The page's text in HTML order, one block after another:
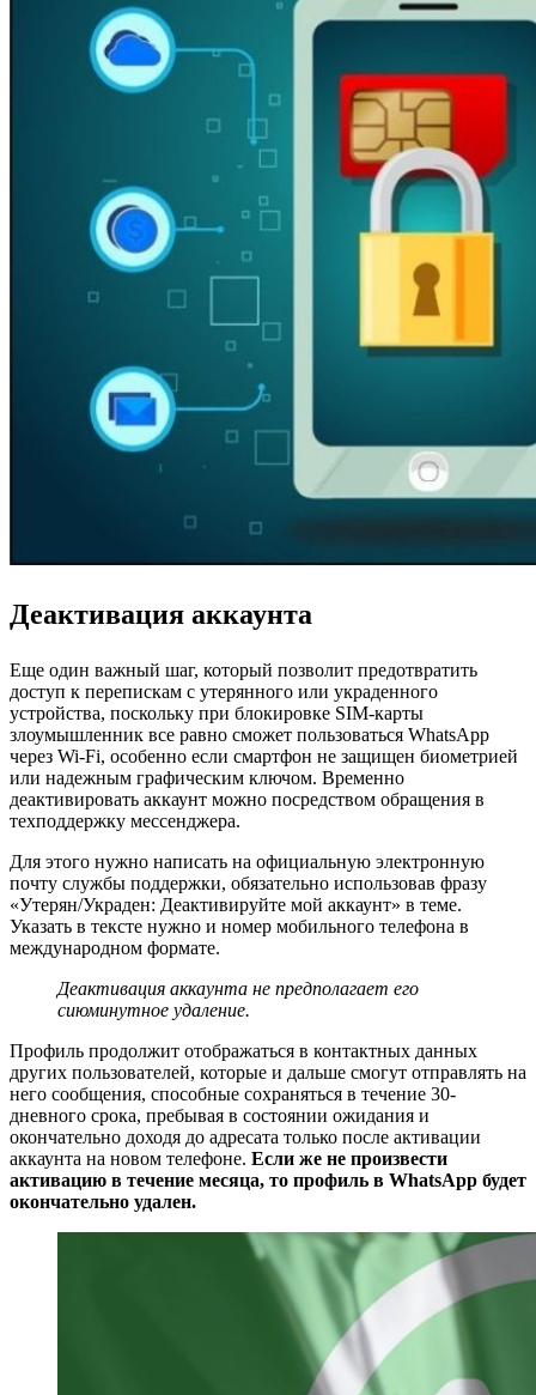
Деактивация аккаунта
Еще один важный шаг, который позволит предотвратить
доступ к перепискам с утерянного или украденного
устройства, поскольку при блокировке SIM-карты
злоумышленник все равно сможет пользоваться WhatsApp
через Wi-Fi, особенно если смартфон не защищен биометрией
или надежным графическим ключом. Временно
деактивировать аккаунт можно посредством обращения в
техподдержку мессенджера.
Для этого нужно написать на официальную электронную
почту службы поддержки, обязательно использовав фразу
«Утерян/Украден: Деактивируйте мой аккаунт» в теме.
Указать в тексте нужно и номер мобильного телефона в
международном формате.
Деактивация аккаунта не предполагает его
сиюминутное удаление.
Профиль продолжит отображаться в контактных данных
других пользователей, которые и дальше смогут отправлять на
него сообщения, способные сохраняться в течение 30-
дневного срока, пребывая в состоянии ожидания и
окончательно доходя до адресата только после активации
аккаунта на новом телефоне. Если же не произвести
активацию в течение месяца, то профиль в WhatsApp будет
окончательно удален.